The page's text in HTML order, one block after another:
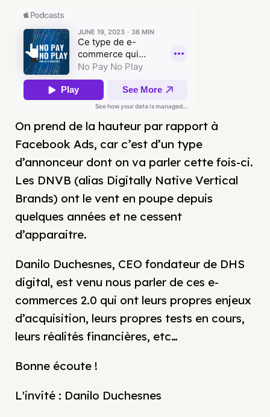
On prend de la hauteur par rapport à
Facebook Ads, car c’est d’un type
d’annonceur dont on va parler cette fois-ci.
Les DNVB (alias Digitally Native Vertical
Brands) ont le vent en poupe depuis
quelques années et ne cessent
d’apparaitre.
Danilo Duchesnes, CEO fondateur de DHS
digital, est venu nous parler de ces e-
commerces 2.0 qui ont leurs propres enjeux
d’acquisition, leurs propres tests en cours,
leurs réalités financières, etc…
Bonne écoute !
L'invité : Danilo Duchesnes